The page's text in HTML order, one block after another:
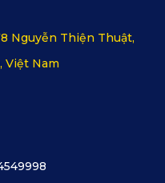
Nguyễn Thiện Thuật,
Việt Nam